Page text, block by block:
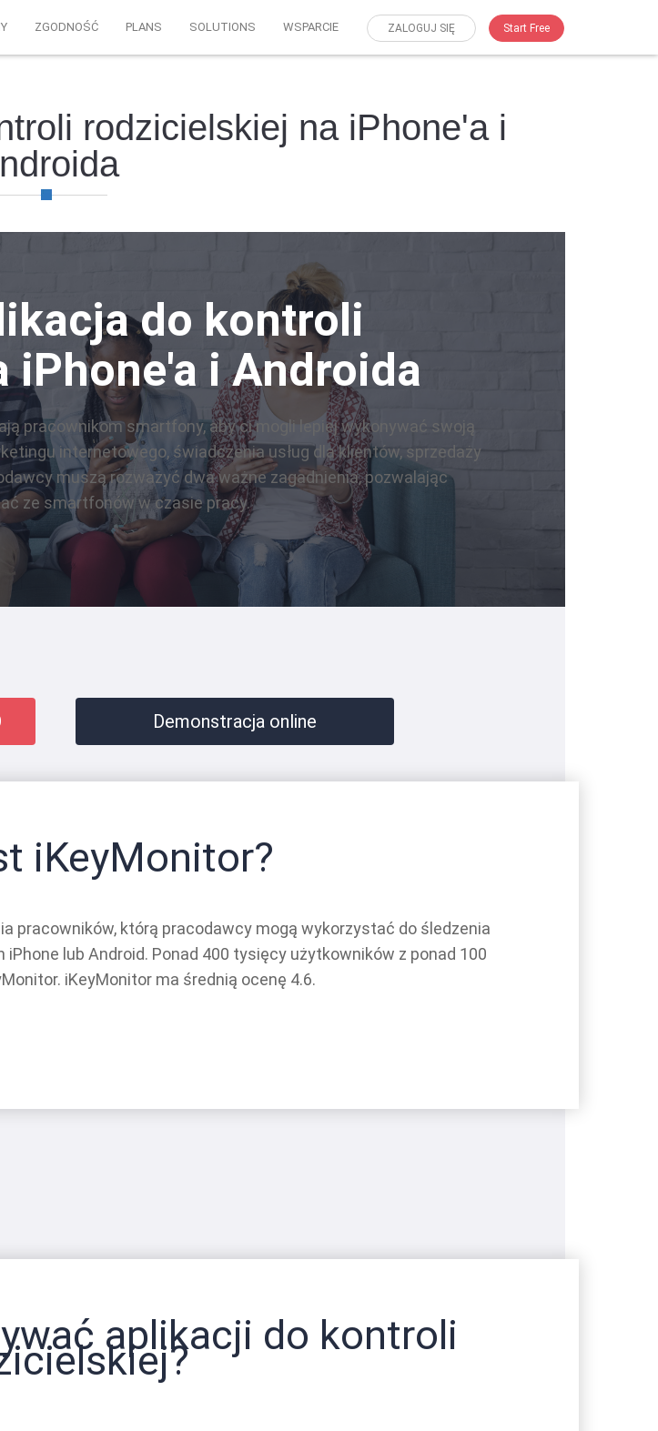
ZGODNOŚĆ PLANS SOLUTIONS WSPARCIE ZALOGUJ SIĘ Start Free
rodzicielskiej na iPhone'a i
do kontroli
i Androida
pracownikom smartfony, aby ci mogli lepiej wykonywać swoją
internetowego, świadczenia usług dla klientów, sprzedaży
muszą rozważyć dwa ważne zagadnienia, pozwalając
ze smartfonów w czasie pracy.
Demonstracja online
iKeyMonitor?
pracowników, którą pracodawcy mogą wykorzystać do śledzenia
lub Android. Ponad 400 tysięcy użytkowników z ponad 100
iKeyMonitor ma średnią ocenę 4.6.
aplikacji do kontroli